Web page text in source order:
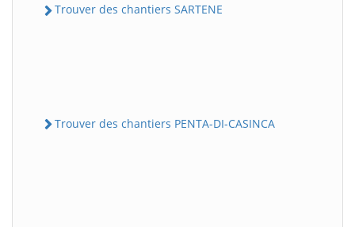
Trouver des chantiers SARTENE
Trouver des chantiers PENTA-DI-CASINCA